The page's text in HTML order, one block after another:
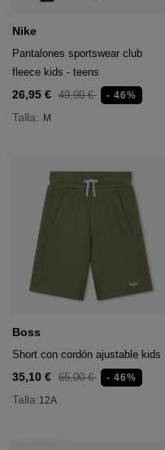
Nike
Pantalones sportswear club
fleece kids - teens
26,95 € 49,90 € - 46%
Talla: M
Boss
Short con cordón ajustable kids
35,10 € 65,00 € - 46%
Talla:12A